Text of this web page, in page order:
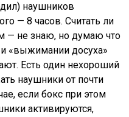
наушников
— 8 часов. Считать ли
— не знаю, но думаю что
«выжимании досуха»
Есть один нехороший
наушники от почти
если бокс при этом
активируются,